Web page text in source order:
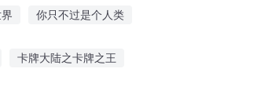
你只不过是个人类
卡牌大陆之卡牌之王